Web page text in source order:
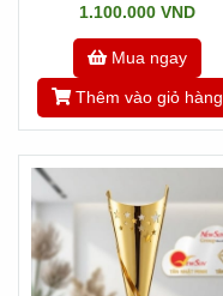
1.100.000 VND
Mua ngay
Thêm vào giỏ hàng